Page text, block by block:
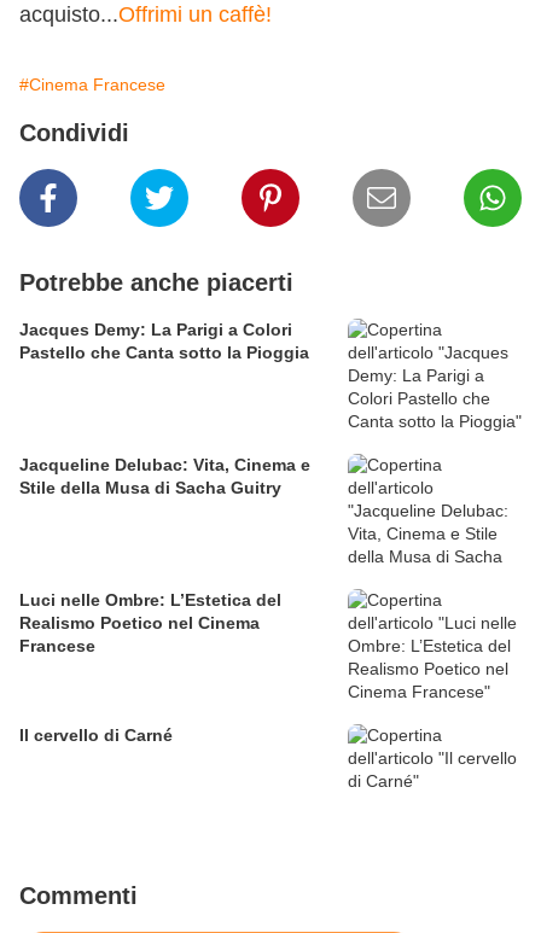
acquisto...Offrimi un caffè!
#Cinema Francese
Condividi
Potrebbe anche piacerti
Jacques Demy: La Parigi a Colori
Pastello che Canta sotto la Pioggia
Jacqueline Delubac: Vita, Cinema e
Stile della Musa di Sacha Guitry
Luci nelle Ombre: L’Estetica del
Realismo Poetico nel Cinema
Francese
Il cervello di Carné
Commenti